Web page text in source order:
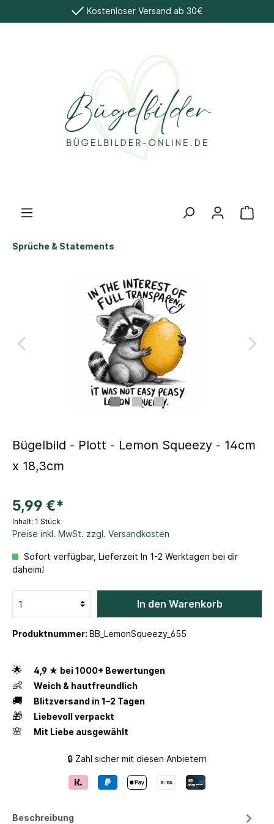
Kostenloser Versand ab 30€
Sprüche & Statements
Bügelbild - Plott - Lemon Squeezy - 14cm
x 18,3cm
5,99 €*
Inhalt: 1 Stück
Preise inkl. MwSt. zzgl. Versandkosten
Sofort verfügbar, Lieferzeit In 1-2 Werktagen bei dir
daheim!
In den Warenkorb
Produktnummer: BB_LemonSqueezy_655
🌟 4,9 ★ bei 1000+ Bewertungen
👶 Weich & hautfreundlich
🚚 Blitzversand in 1–2 Tagen
🎁 Liebevoll verpackt
🌸 Mit Liebe ausgewählt
🔒 Zahl sicher mit diesen Anbietern
Beschreibung